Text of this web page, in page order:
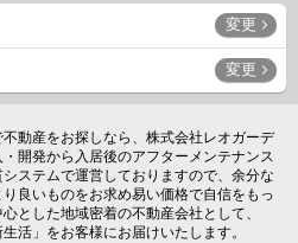
変更
変更
動産をお探しなら、株式会社レオガーデ
開発から入居後のアフターメンテナンス
ステムで運営しておりますので、余分な
良いものをお求め易い価格で自信をもっ
とした地域密着の不動産会社として、
活」をお客様にお届けいたします。